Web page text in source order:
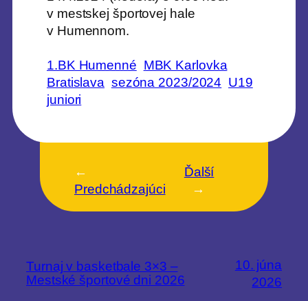
v mestskej športovej hale
v Humennom.
1.BK Humenné MBK Karlovka
Bratislava sezóna 2023/2024 U19
juniori
←
Predchádzajúci
Ďalší
→
Turnaj v basketbale 3×3 –
Mestské športové dni 2026
10. júna
2026